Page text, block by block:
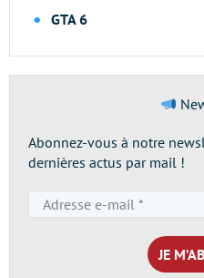
GTA 6
Abonnez-vous à notre
dernières actus par mail !